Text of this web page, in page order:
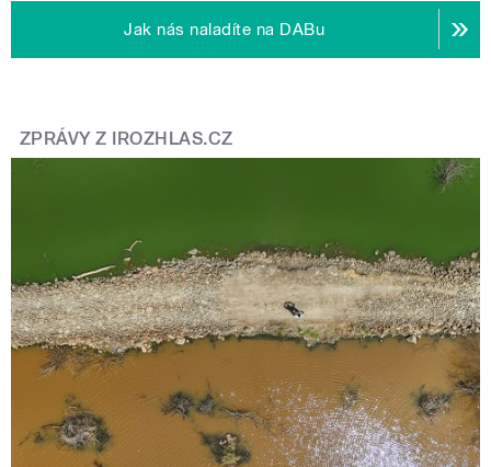
Jak nás naladíte na DABu
ZPRÁVY Z IROZHLAS.CZ